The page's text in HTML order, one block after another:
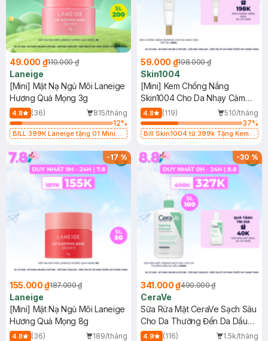
49.000 ₫110.000 ₫
Laneige
[Mini] Mặt Nạ Ngủ Môi Laneige
Hương Quả Mọng 3g
4.8 (36)
815/tháng
12%
BILL 399K Laneige tặng 01 Mini
Nước 15ml (SL có hạn)
59.000 ₫198.000 ₫
Skin1004
[Mini] Kem Chống Nắng
Skin1004 Cho Da Nhạy Cảm
SPF 50+ 20ml
4.8 (119)
510/tháng
37%
Bill Skin1004 từ 399k Tặng Kem
SPF 50+ 20ml (SL Có Hạn)
-17%
155.000 ₫187.000 ₫
Laneige
[Mini] Mặt Nạ Ngủ Môi Laneige
Hương Quả Mọng 8g
4.8 (36)
189/tháng
-30%
341.000 ₫490.000 ₫
CeraVe
Sữa Rửa Mặt CeraVe Sạch Sâu
Cho Da Thường Đến Da Dầu
473ml
4.9 (116)
1.5k/tháng